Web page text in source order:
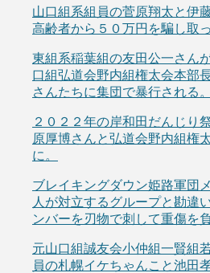
山口組系組員の菅原翔太と伊
高齢者から５０万円を騙し取
東組系稲葉組の友田公一さん
口組弘道会野内組権太会本部
さんたちに集団で暴行される。
２０２２年の岸和田だんじり
原厚博さんと弘道会野内組権
に。
ブレイキングダウン姫路軍団
人が対立するグループと勘違
ンバーを刃物で刺して重傷を
元山口組誠友会小仲組一賢組
員の札幌イケちゃんこと池田